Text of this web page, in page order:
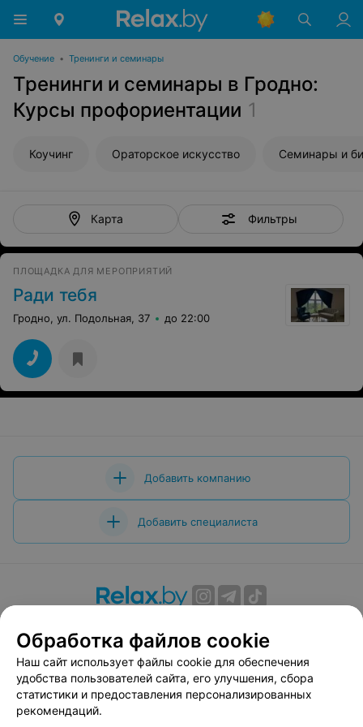
Обучение • Тренинги и семинары
Тренинги и семинары в Гродно:
Курсы профориентации 1
Коучинг Ораторское искусство Cеминары и
Карта Фильтры
ПЛОЩАДКА ДЛЯ МЕРОПРИЯТИЙ
Ради тебя
Гродно, ул. Подольная, 37 до 22:00
Добавить компанию
Добавить специалиста
Вакансии
Публичный договор
Способы оплаты
Публичный договор по использованию сервиса
«Афиша»
Пользовательское соглашение
Обработка файлов cookie
Наш сайт использует файлы cookie для обеспечения
удобства пользователей сайта, его улучшения, сбора
статистики и предоставления персонализированных
рекомендаций.